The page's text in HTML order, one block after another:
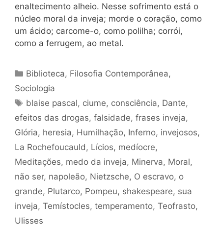
enaltecimento alheio. Nesse sofrimento está o
núcleo moral da inveja; morde o coração, como
um ácido; carcome-o, como polilha; corrói,
como a ferrugem, ao metal.
Categorias
Biblioteca, Filosofia Contemporânea,
Sociologia
Tags
blaise pascal, ciume, consciência, Dante,
efeitos das drogas, falsidade, frases inveja,
Glória, heresia, Humilhação, Inferno, invejosos,
La Rochefoucauld, Lícios, medíocre,
Meditações, medo da inveja, Minerva, Moral,
não ser, napoleão, Nietzsche, O escravo, o
grande, Plutarco, Pompeu, shakespeare, sua
inveja, Temístocles, temperamento, Teofrasto,
Ulisses